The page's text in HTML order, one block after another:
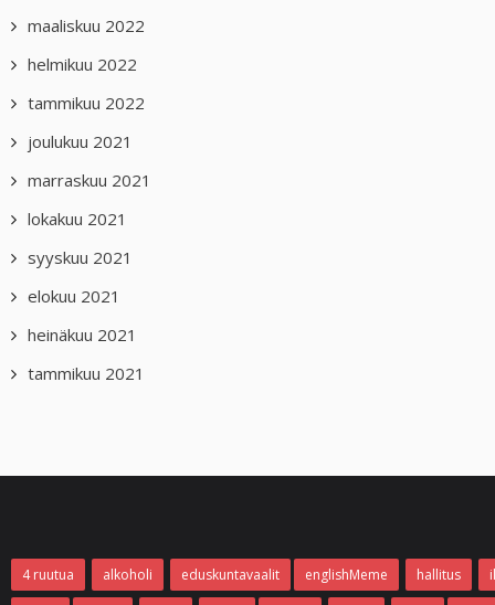
maaliskuu 2022
helmikuu 2022
tammikuu 2022
joulukuu 2021
marraskuu 2021
lokakuu 2021
syyskuu 2021
elokuu 2021
heinäkuu 2021
tammikuu 2021
4 ruutua alkoholi eduskuntavaalit englishMeme hallitus